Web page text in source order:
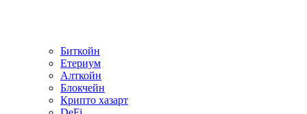
Биткойн
Етериум
Алткойн
Блокчейн
Крипто хазарт